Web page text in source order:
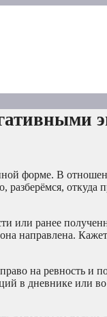
форме. В
откуда
или ранее
направлена.
на ревность и
в дневнике или